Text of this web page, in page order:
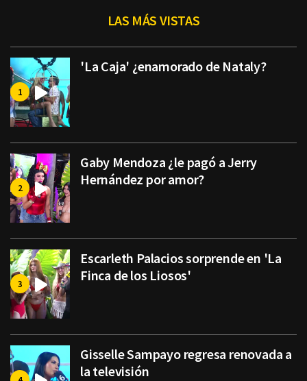
LAS MÁS VISTAS
'La Caja' ¿enamorado de Nataly?
Gaby Mendoza ¿le pagó a Jerry
Hernández por amor?
Escarleth Palacios sorprende en 'La
Finca de los Liosos'
Gisselle Sampayo regresa renovada a
la televisión